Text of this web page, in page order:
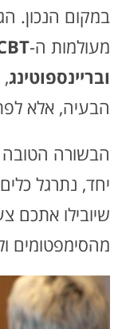
במקום הנכון.
מעולמות ה-
ובריינספוטינג
הבעיה, אלא
הבשורה הטובה
יחד, נתרגל
שיובילו אתכם
מהסימפטומים